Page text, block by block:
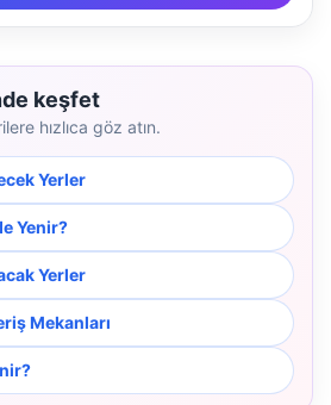
keşfet
hızlıca göz atın.
Yerler
Yenir?
Yerler
Mekanları